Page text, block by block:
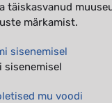
märkamist.